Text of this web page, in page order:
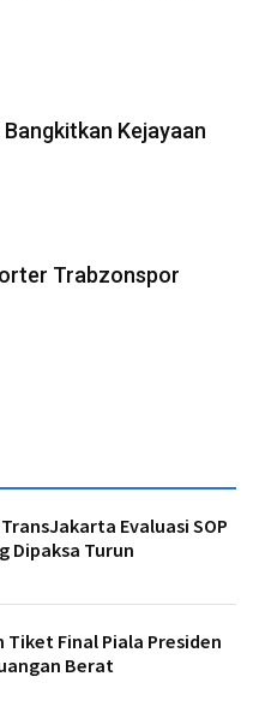
Kejayaan
Trabzonspor
TransJakarta Evaluasi SOP
Dipaksa Turun
Tiket Final Piala Presiden
Berat